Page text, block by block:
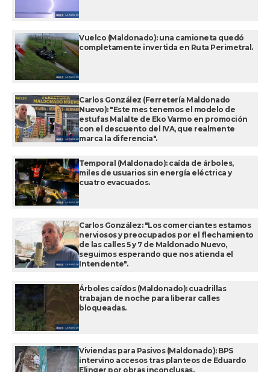
Vuelco (Maldonado): una camioneta quedó
completamente invertida en Ruta Perimetral.
Carlos González (Ferretería Maldonado
Nuevo): "Este mes tenemos el modelo de
estufas Malalte de Eko Varmo en promoción
con el descuento del IVA, que realmente
marca la diferencia".
Temporal (Maldonado): caída de árboles,
miles de usuarios sin energía eléctrica y
cuatro evacuados.
Carlos González: "Los comerciantes estamos
nerviosos y preocupados por el flechamiento
de las calles 5 y 7 de Maldonado Nuevo,
seguimos esperando que nos atienda el
Intendente".
Árboles caídos (Maldonado): cuadrillas
trabajan de noche para liberar calles
bloqueadas.
Viviendas para Pasivos (Maldonado): BPS
intervino accesos tras planteos de Eduardo
Elinger por obras inconclusas.